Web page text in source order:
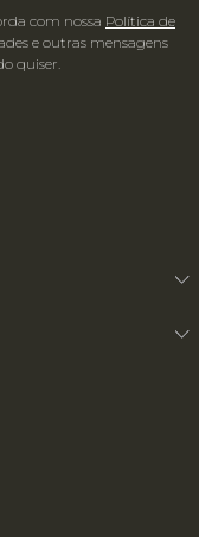
com nossa Política de
e outras mensagens
quiser.